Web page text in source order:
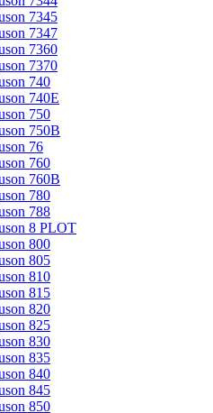
7345
7347
7360
7370
740
740E
750
750B
76
760
760B
780
788
8 PLOT
800
805
810
815
820
825
830
835
840
845
850